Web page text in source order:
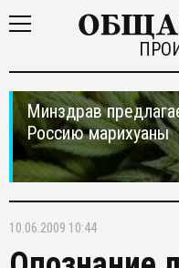
Минздрав
Россию марихуаны
10.06.2009 10:44